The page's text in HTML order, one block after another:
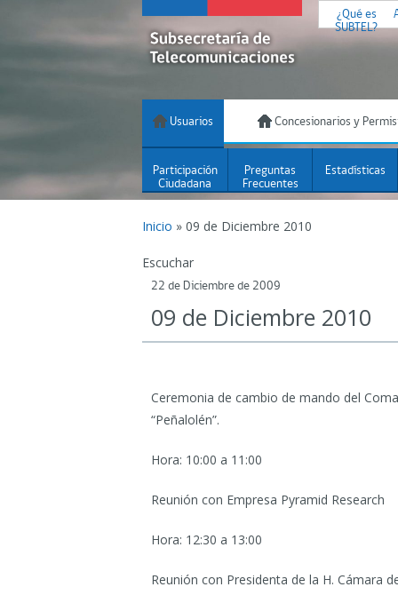
¿Qué es
SUBTEL?
Usuarios Concesionarios y
Participación
Ciudadana
Preguntas
Frecuentes
Estadísticas
Inicio » 09 de Diciembre 2010
Escuchar
22 de Diciembre de 2009
09 de Diciembre 2010
Ceremonia de cambio de mando del
“Peñalolén”.
Hora: 10:00 a 11:00
Reunión con Empresa Pyramid Research
Hora: 12:30 a 13:00
Reunión con Presidenta de la H. Cámara